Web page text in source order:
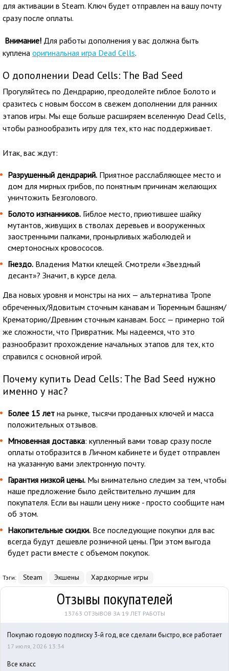
для активации в Steam. Ключ будет отправлен на вашу почту
сразу после оплаты.
Внимание! Для работы дополнения у вас должна быть
куплена оригинальная игра Dead Cells.
О дополнении Dead Cells: The Bad Seed
Прогуляйтесь по Дендрарию, преодолейте гиблое Болото и
сразитесь с новым боссом в свежем дополнении для ранних
этапов игры. Мы еще больше расширяем вселенную Dead Cells,
чтобы разнообразить игру для тех, кто нас поддерживает.
Итак, вас ждут:
Разрушенный дендрарий. Приятное расслабляющее место и
дом для мирных грибов, по понятным причинам желающих
уничтожить Безголового.
Болото изгнанников. Гиблое место, приютившее шайку
мутантов, живущих в стволах деревьев и вооруженных
заостренными палками, пронырливых жаболюдей и
смертоносных кровососов.
Гнездо. Владения Матки клещей. Смотрели «Звездный
десант»? Значит, в курсе дела.
Два новых уровня и монстры на них — альтернатива Тропе
обреченных/Ядовитым сточным канавам и Тюремным башням/
Крематорию/Древним сточным канавам. Босс — примерно той
же сложности, что Привратник. Мы надеемся, что это
разнообразит прохождение начальных этапов для тех, кто
справился с основной игрой.
Почему купить Dead Cells: The Bad Seed нужно
именно у нас?
Более 15 лет на рынке, тысячи проданных ключей и масса
положительных отзывов.
Мгновенная доставка: купленный вами товар сразу после
оплаты отобразится в Личном кабинете и будет отправлен
на указанную вами электронную почту.
Гарантия низкой цены. Мы внимательно следим за тем, чтобы
наше предложение было действительно лучшим для
покупателя. Если вы нашли цену ниже - просто сообщите нам
об этом.
Накопительные скидки. Все последующие покупки для вас
всегда будут дешевле розничной цены. При этом выгода
будет расти вместе с объемом покупок.
Тэги: Steam Экшены Хардкорные игры
Отзывы покупателей
13763 ОТЗЫВОВ ЗА 19 ЛЕТ РАБОТЫ
Покупаю годовую подписку 3-й год, все сделали быстро, все работает
17 июля, 2026 13:34
Все класс